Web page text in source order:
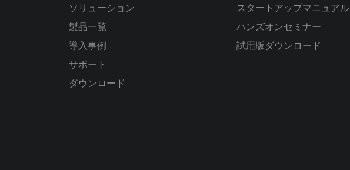
ソリューション
製品一覧
導入事例
サポート
ダウンロード
スタートアップマニュアル
ハンズオンセミナー
試用版ダウンロード